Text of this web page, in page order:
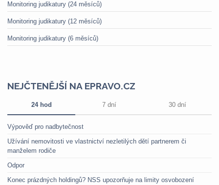
Monitoring judikatury (24 měsíců)
Monitoring judikatury (12 měsíců)
Monitoring judikatury (6 měsíců)
NEJČTENĚJŠÍ NA EPRAVO.CZ
24 hod 7 dní 30 dní
Výpověď pro nadbytečnost
Užívání nemovitosti ve vlastnictví nezletilých dětí partnerem či
manželem rodiče
Odpor
Konec prázdných holdingů? NSS upozorňuje na limity osvobození